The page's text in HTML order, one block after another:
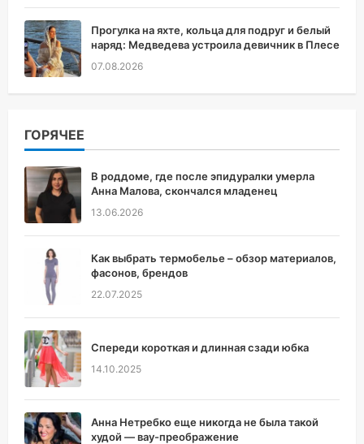
Прогулка на яхте, кольца для подруг и белый
наряд: Медведева устроила девичник в Плесе
07.08.2026
ГОРЯЧЕЕ
В роддоме, где после эпидуралки умерла
Анна Малова, скончался младенец
13.06.2026
Как выбрать термобелье – обзор материалов,
фасонов, брендов
22.07.2025
Спереди короткая и длинная сзади юбка
14.10.2025
Анна Нетребко еще никогда не была такой
худой — вау-преображение